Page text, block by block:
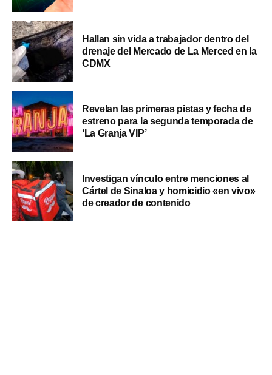
Hallan sin vida a trabajador dentro del
drenaje del Mercado de La Merced en la
CDMX
Revelan las primeras pistas y fecha de
estreno para la segunda temporada de
‘La Granja VIP’
Investigan vínculo entre menciones al
Cártel de Sinaloa y homicidio «en vivo»
de creador de contenido